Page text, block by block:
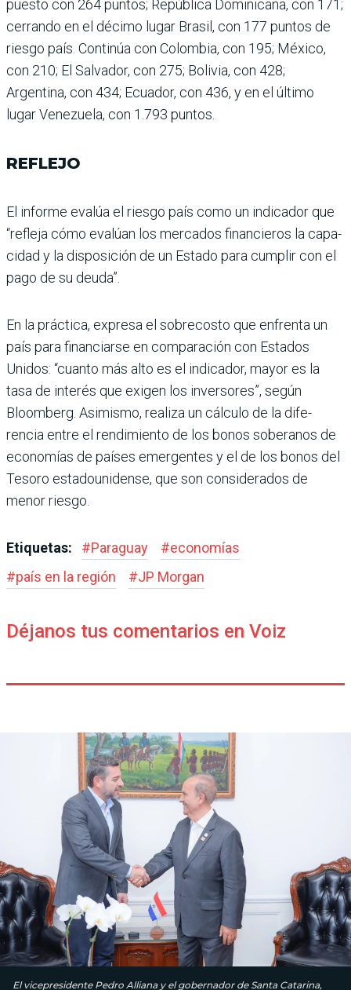
puesto con 264 puntos; República Dominicana, con 171;
cerrando en el décimo lugar Brasil, con 177 puntos de
riesgo país. Continúa con Colombia, con 195; México,
con 210; El Salvador, con 275; Bolivia, con 428;
Argentina, con 434; Ecuador, con 436, y en el último
lugar Venezuela, con 1.793 puntos.
REFLEJO
El informe evalúa el riesgo país como un indicador que
“refleja cómo evalúan los mercados financieros la capa­
cidad y la disposición de un Estado para cumplir con el
pago de su deuda”.
En la práctica, expresa el sobrecosto que enfrenta un
país para financiarse en com­paración con Estados
Unidos: “cuanto más alto es el indica­dor, mayor es la
tasa de inte­rés que exigen los inversores”, según
Bloomberg. Asimismo, realiza un cálculo de la dife­
rencia entre el rendimiento de los bonos soberanos de
econo­mías de países emergentes y el de los bonos del
Tesoro esta­dounidense, que son conside­rados de
menor riesgo.
Etiquetas: #Paraguay #economías
#país en la región #JP Morgan
Déjanos tus comentarios en Voiz
El vicepresidente Pedro Alliana y el gobernador de Santa Catarina,